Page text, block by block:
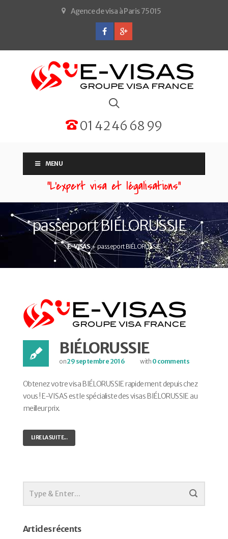
Agence de visa à Paris 75015
01 42 46 68 99
MENU
“L'expert visa et légalisations”
passeport BIÉLORUSSIE
E-VISAS passeport BIÉLORUSSIE
BIÉLORUSSIE
on29 septembre 2016 with 0 comments
Obtenez votre visa BIÉLORUSSIE rapidement depuis chez
vous ! E-VISAS est le spécialiste des visas BIÉLORUSSIE au
meilleur prix.
LIRE LA SUITE...
Articles récents